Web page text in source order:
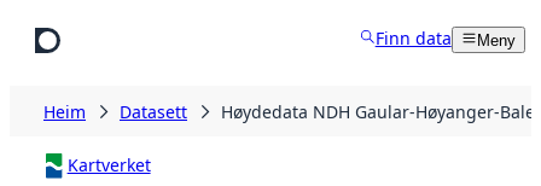
Finn data Meny
Heim Datasett Høydedata NDH Gaular-Høyanger-
Kartverket